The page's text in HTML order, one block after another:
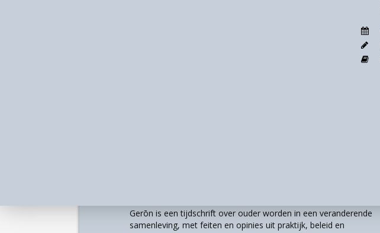
Gerōn is een tijdschrift over ouder worden in een veranderende
samenleving, met feiten en opinies uit praktijk, beleid en